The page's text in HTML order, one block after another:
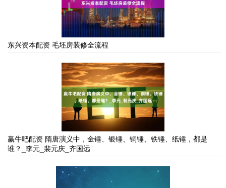
东兴资本配资 毛坯房装修全流程
赢牛吧配资 隋唐演义中，金锤、银锤、铜锤、铁锤、纸锤，都是
谁？_李元_裴元庆_齐国远